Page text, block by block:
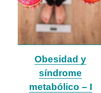
Obesidad y
síndrome
metabólico – I